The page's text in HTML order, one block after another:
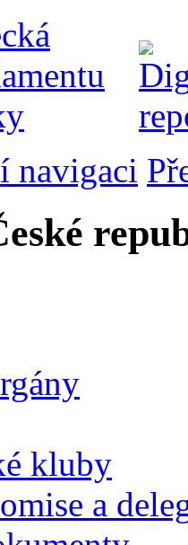
navigaci
kluby
a